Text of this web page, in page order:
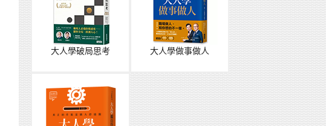
大人學破局思考 大人學做事做人